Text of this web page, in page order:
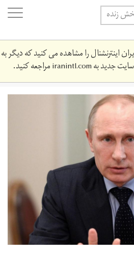
زنده
اینترنشنال را مشاهده می کنید که دیگر به
جدید بهiranintl.comمراجعه کنید.